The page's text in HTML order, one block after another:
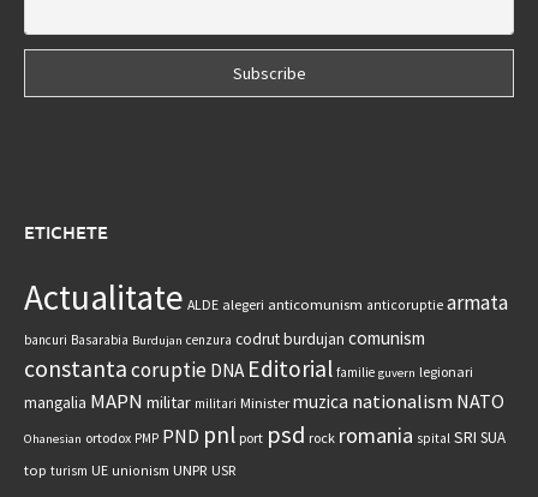
ETICHETE
Actualitate ALDE alegeri anticomunism anticoruptie armata
bancuri Basarabia Burdujan cenzura codrut burdujan comunism
constantacoruptie DNA Editorial familie guvern legionari
mangalia MAPN militar militari Minister muzica nationalism NATO
Ohanesian ortodox PMP PND pnl port psd rock romania spital SRI SUA
top turism UE unionism UNPR USR